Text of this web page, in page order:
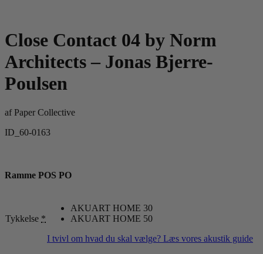
Close Contact 04 by Norm
Architects – Jonas Bjerre-
Poulsen
afPaper Collective
ID_60-0163
Ramme POS PO
Tykkelse *
AKUART HOME 30
AKUART HOME 50
I tvivl om hvad du skal vælge? Læs vores akustik guide